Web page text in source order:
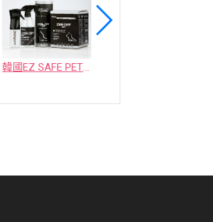
韓國EZ SAFE PET ZEROFF 消臭劑